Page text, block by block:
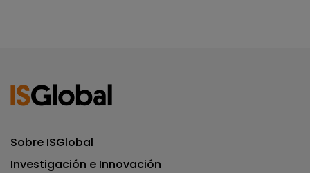
Sobre ISGlobal
Investigación e Innovación